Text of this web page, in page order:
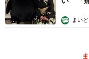
まい